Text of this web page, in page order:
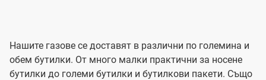
Нашите газове се доставят в различни по големина и
обем бутилки. От много малки практични за носене
бутилки до големи бутилки и бутилкови пакети. Също